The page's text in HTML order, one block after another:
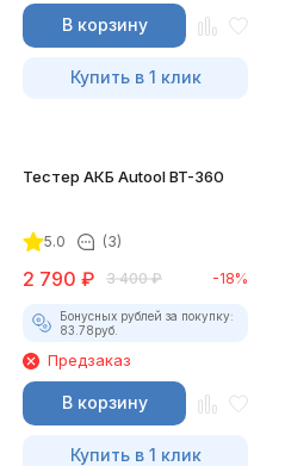
В корзину
Купить в 1 клик
Тестер АКБ Autool BT-360
5.0 (3)
2 790 ₽ 3 400 ₽ -18%
Бонусных рублей за покупку:
83.78руб.
Предзаказ
В корзину
Купить в 1 клик